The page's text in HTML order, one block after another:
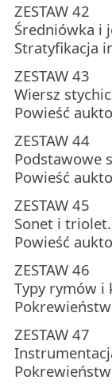
ZESTAW 42
Średniówka i
Stratyfikacja
ZESTAW 43
Wiersz
Powieść
ZESTAW 44
Podstawowe
Powieść
ZESTAW 45
Sonet i triolet.
Powieść
ZESTAW 46
Typy rymów i
ZESTAW 47